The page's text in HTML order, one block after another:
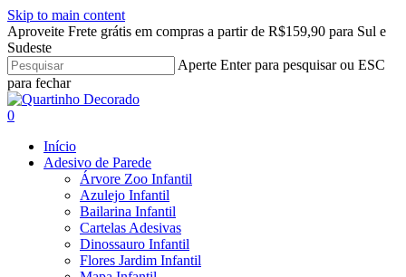
Skip to main content
Aproveite Frete grátis em compras a partir de R$159,90 para Sul e
Sudeste
Aperte Enter para pesquisar ou ESC
para fechar
Close
Search
search
account
0
Início
Adesivo de Parede
Árvore Zoo Infantil
Azulejo Infantil
Bailarina Infantil
Cartelas Adesivas
Dinossauro Infantil
Flores Jardim Infantil